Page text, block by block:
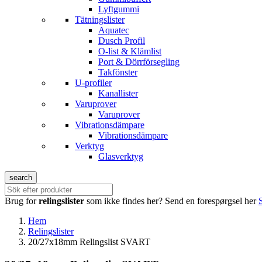
Lyftgummi
Tätningslister
Aquatec
Dusch Profil
O-list & Klämlist
Port & Dörrförsegling
Takfönster
U-profiler
Kanallister
Varuprover
Varuprover
Vibrationsdämpare
Vibrationsdämpare
Verktyg
Glasverktyg
search
Brug forrelingslister som ikke findes her? Send en forespørgsel her
Hem
Relingslister
20/27x18mm Relingslist SVART